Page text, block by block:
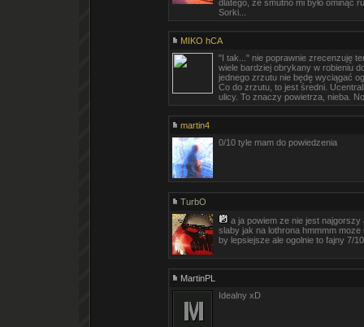
dlatego, że smutno mi było ominąć
Sorki...
MIKO hCA
"I tak..." nie poprawnie zrecenzuję
wiele bardziej obrykany w robieniu
jednego zrzutu nie będę wyciągać
Co do zrzutu, to jest średni.
ulicy. To znaczy powietrza, nieba.
martin4
0/10 tyle mam do powiedzenia
TurbO
a ja powiem ze nie jest najgorszy
slaby jak na lothrona hmmmm
by lepsiejsze ale ogolnie to fajny 7/10
MartinPL
Idealny xD